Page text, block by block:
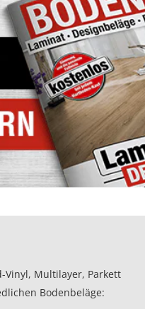
Vinyl, Multilayer, Parkett
Bodenbeläge: